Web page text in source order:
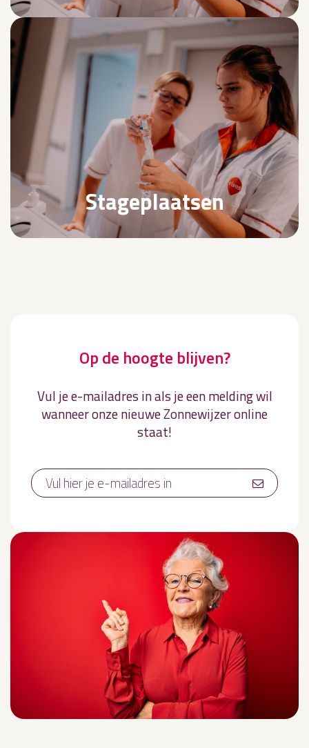
Stageplaatsen
Op de hoogte blijven?
Vul je e-mailadres in als je een melding wil
wanneer onze nieuwe Zonnewijzer online
staat!